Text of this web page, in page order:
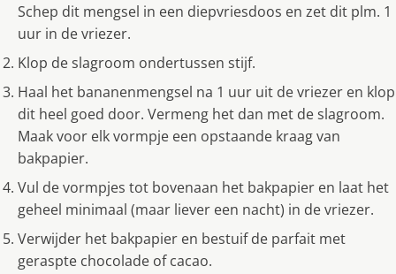
Schep dit mengsel in een diepvriesdoos en zet dit plm. 1
uur in de vriezer.
Klop de slagroom ondertussen stijf.
Haal het bananenmengsel na 1 uur uit de vriezer en klop
dit heel goed door. Vermeng het dan met de slagroom.
Maak voor elk vormpje een opstaande kraag van
bakpapier.
Vul de vormpjes tot bovenaan het bakpapier en laat het
geheel minimaal (maar liever een nacht) in de vriezer.
Verwijder het bakpapier en bestuif de parfait met
geraspte chocolade of cacao.